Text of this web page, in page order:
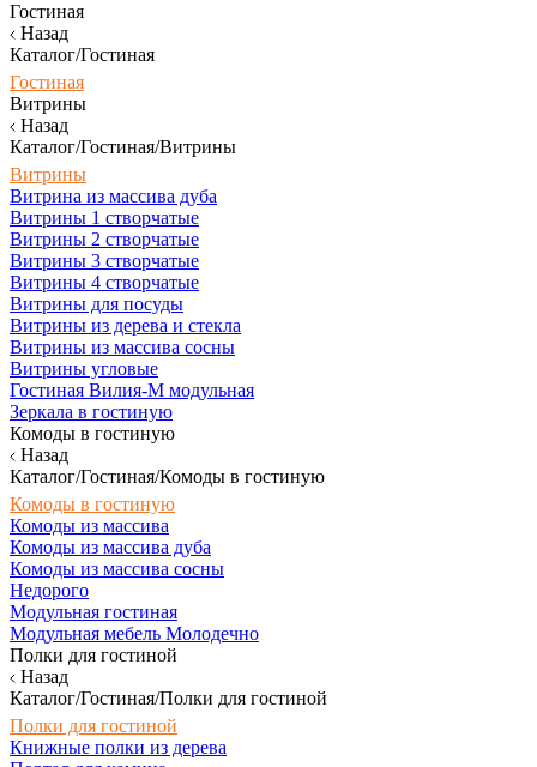
Гостиная
Назад
Каталог/Гостиная
Гостиная
Витрины
Назад
Каталог/Гостиная/Витрины
Витрины
Витрина из массива дуба
Витрины 1 створчатые
Витрины 2 створчатые
Витрины 3 створчатые
Витрины 4 створчатые
Витрины для посуды
Витрины из дерева и стекла
Витрины из массива сосны
Витрины угловые
Гостиная Вилия-М модульная
Зеркала в гостиную
Комоды в гостиную
Назад
Каталог/Гостиная/Комоды в гостиную
Комоды в гостиную
Комоды из массива
Комоды из массива дуба
Комоды из массива сосны
Недорого
Модульная гостиная
Модульная мебель Молодечно
Полки для гостиной
Назад
Каталог/Гостиная/Полки для гостиной
Полки для гостиной
Книжные полки из дерева